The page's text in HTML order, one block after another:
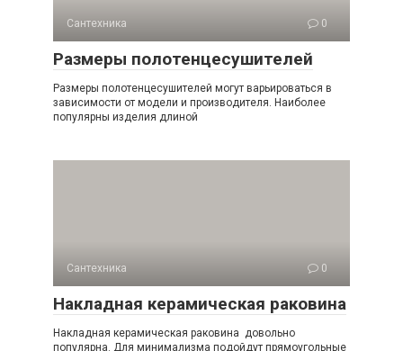
Сантехника 0
Размеры полотенцесушителей
Размеры полотенцесушителей могут варьироваться в
зависимости от модели и производителя. Наиболее
популярны изделия длиной
Сантехника 0
Накладная керамическая раковина
Накладная керамическая раковина довольно
популярна. Для минимализма подойдут прямоугольные